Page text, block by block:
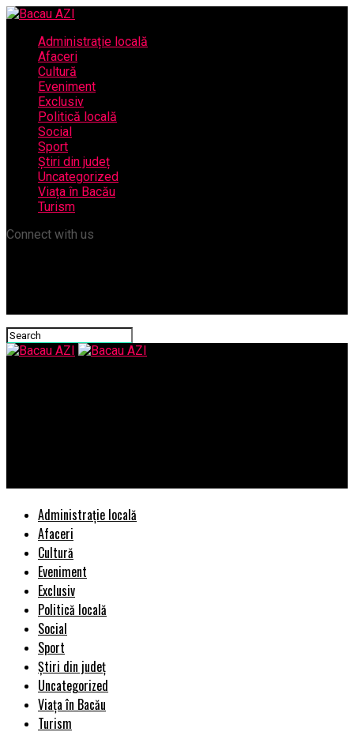
Administrație locală
Afaceri
Cultură
Eveniment
Exclusiv
Politică locală
Social
Sport
Știri din județ
Uncategorized
Viața în Bacău
Turism
Connect with us
Administrație locală
Afaceri
Cultură
Eveniment
Exclusiv
Politică locală
Social
Sport
Știri din județ
Uncategorized
Viața în Bacău
Turism